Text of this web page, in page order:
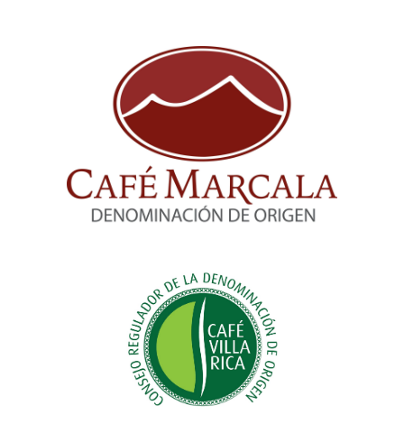
Consejo Regulador de la Denominación
de Origen Café Marcala
Consejo Regulador de la Denominación
de Origen Café Villa Rica